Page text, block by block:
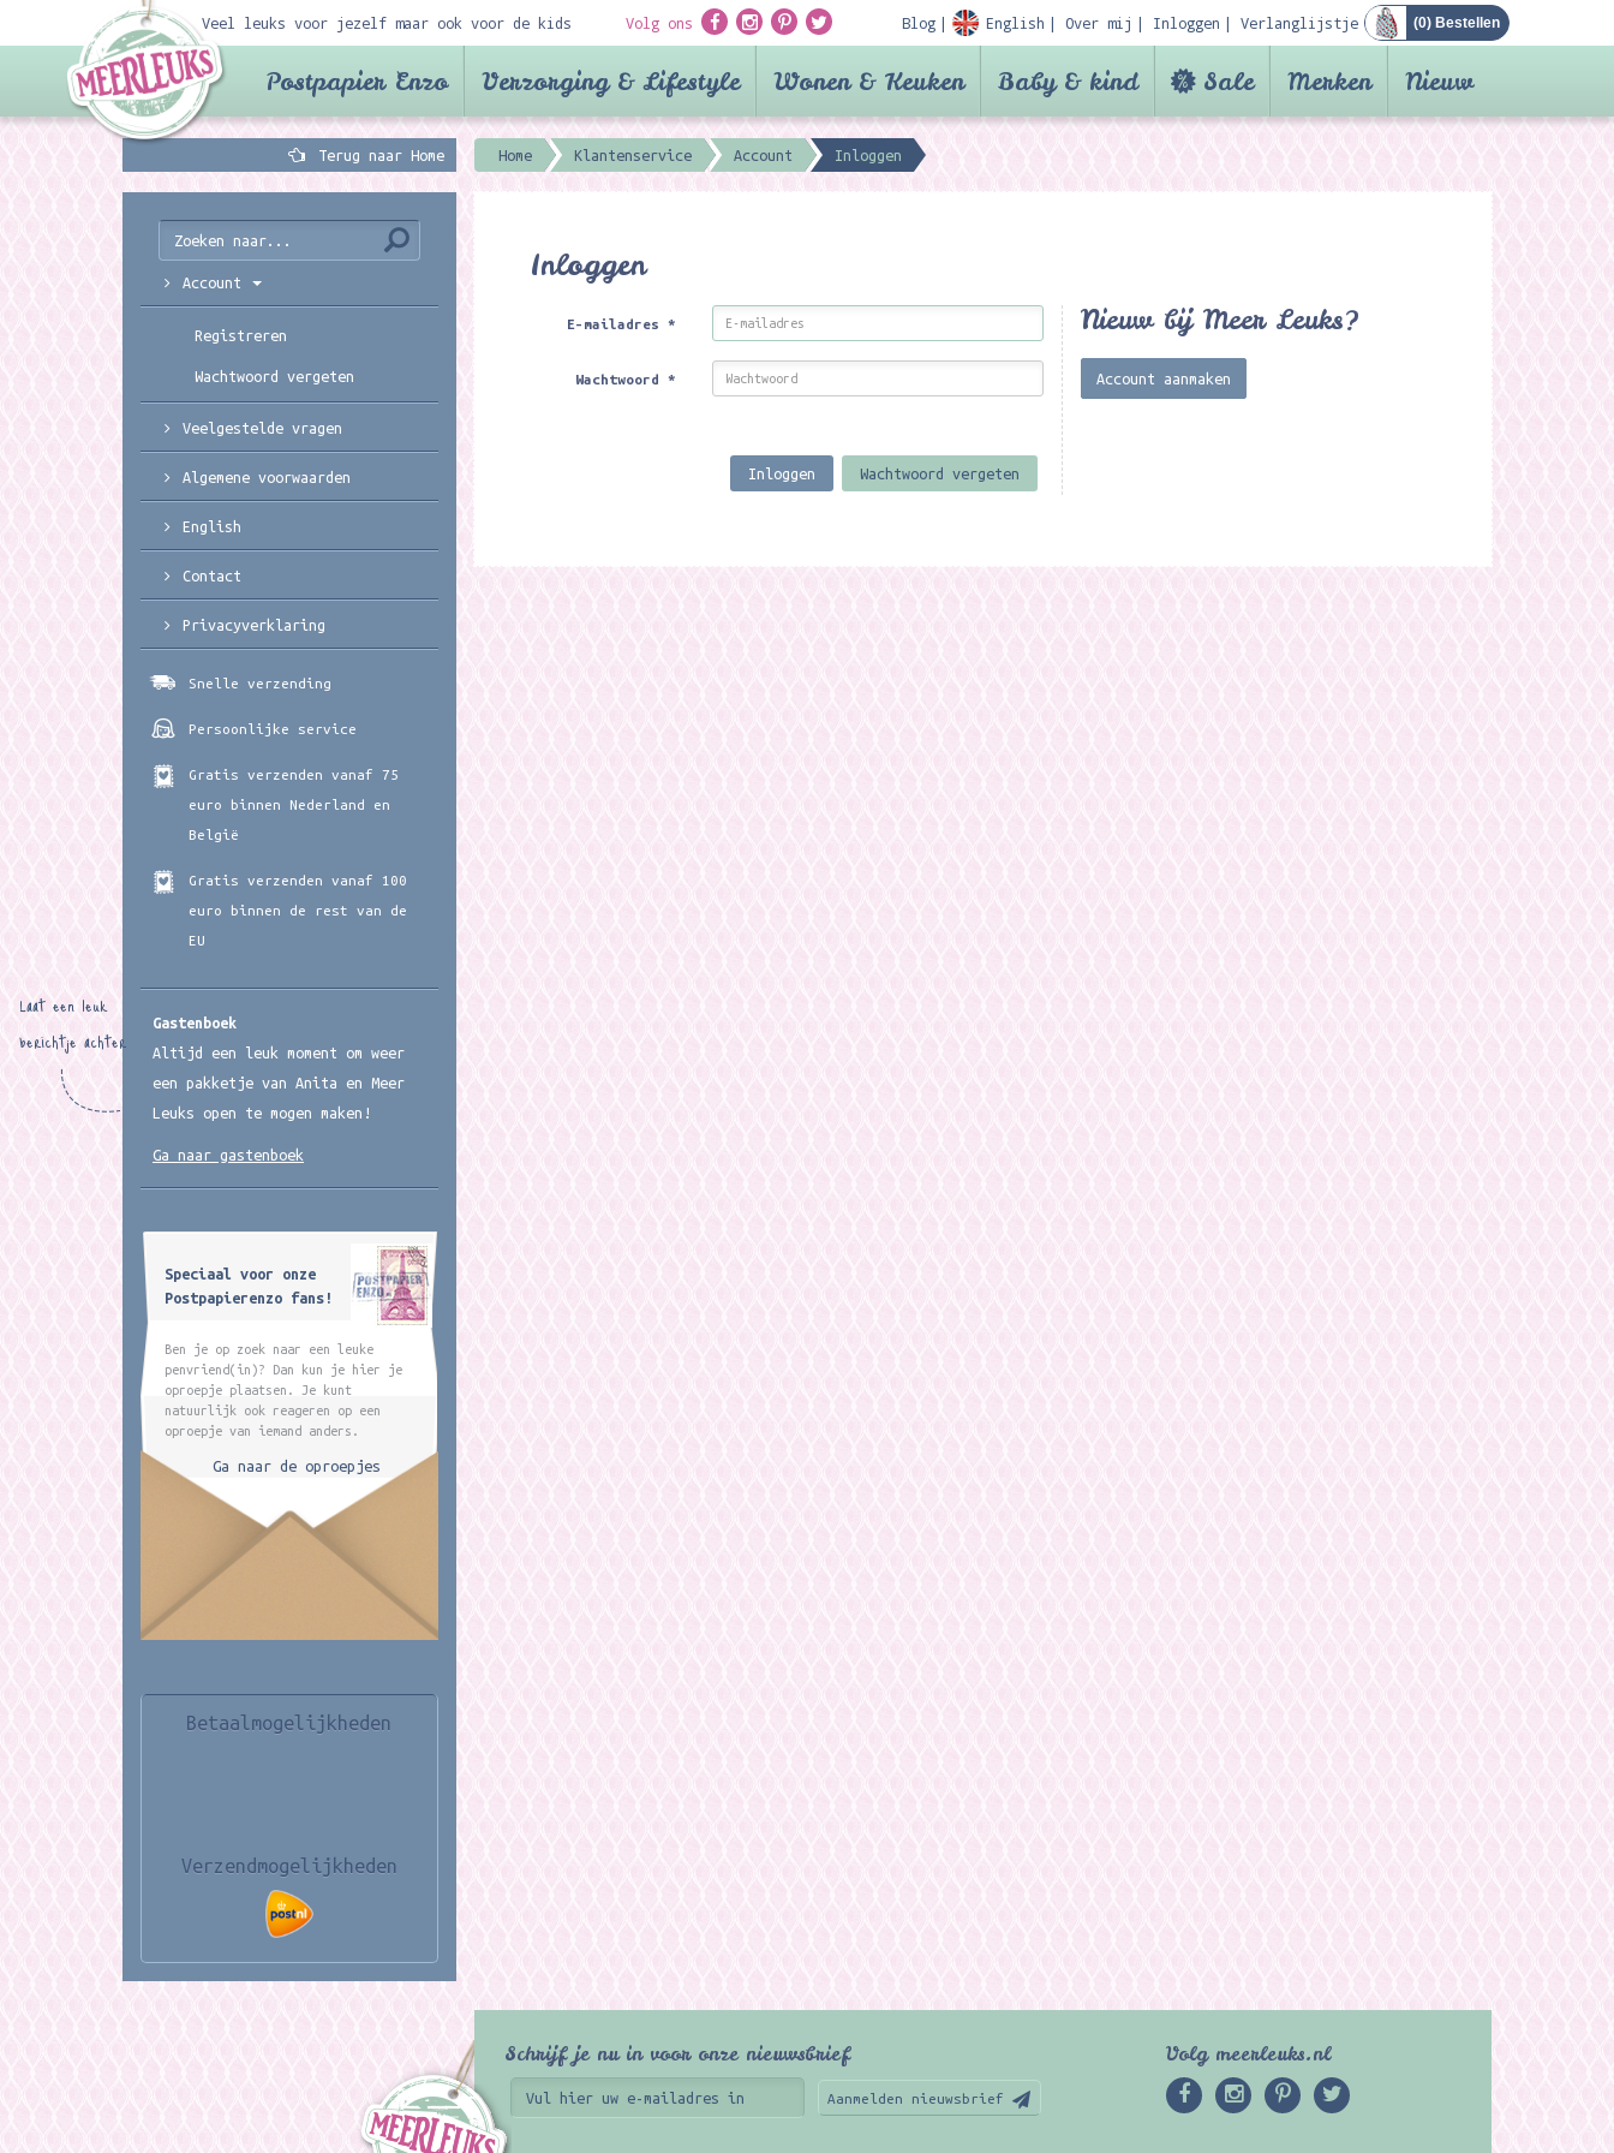
Veel leuks voor jezelf maar ook voor de kids Volg ons Blog English Over mij Inloggen Verlanglijstje (0) Bestellen
Postpapier Enzo Verzorging & Lifestyle Wonen & Keuken Baby & kind Sale Merken Nieuw
Terug naar Home Home Klantenservice Account Inloggen
Inloggen
E-mailadres*
Wachtwoord*
Inloggen Wachtwoord vergeten
Nieuw bij Meer Leuks?
Account aanmaken
Account
Registreren
Wachtwoord vergeten
Veelgestelde vragen
Algemene voorwaarden
English
Contact
Privacyverklaring
Snelle verzending
Persoonlijke service
Gratis verzenden vanaf 75
euro binnen Nederland en
België
Gratis verzenden vanaf 100
euro binnen de rest van de
EU
Gastenboek
Altijd een leuk moment om weer
een pakketje van Anita en Meer
Leuks open te mogen maken!
Laat een leuk
berichtje achter
Ga naar gastenboek
Speciaal voor onze
Postpapierenzo fans!
Ben je op zoek naar een leuke
penvriend(in)? Dan kun je hier je
oproepje plaatsen. Je kunt
natuurlijk ook reageren op een
oproepje van iemand anders.
Ga naar de oproepjes
Betaalmogelijkheden
Verzendmogelijkheden
Schrijf je nu in voor onze nieuwsbrief
Aanmelden nieuwsbrief
Volg meerleuks.nl